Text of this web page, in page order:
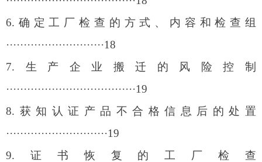
6. 确定工厂检查的方式、内容和检查组
····························18
7. 生产企业搬迁的风险控制
·····································19
8. 获知认证产品不合格信息后的处置
·····························19
9. 证书恢复的工厂检查